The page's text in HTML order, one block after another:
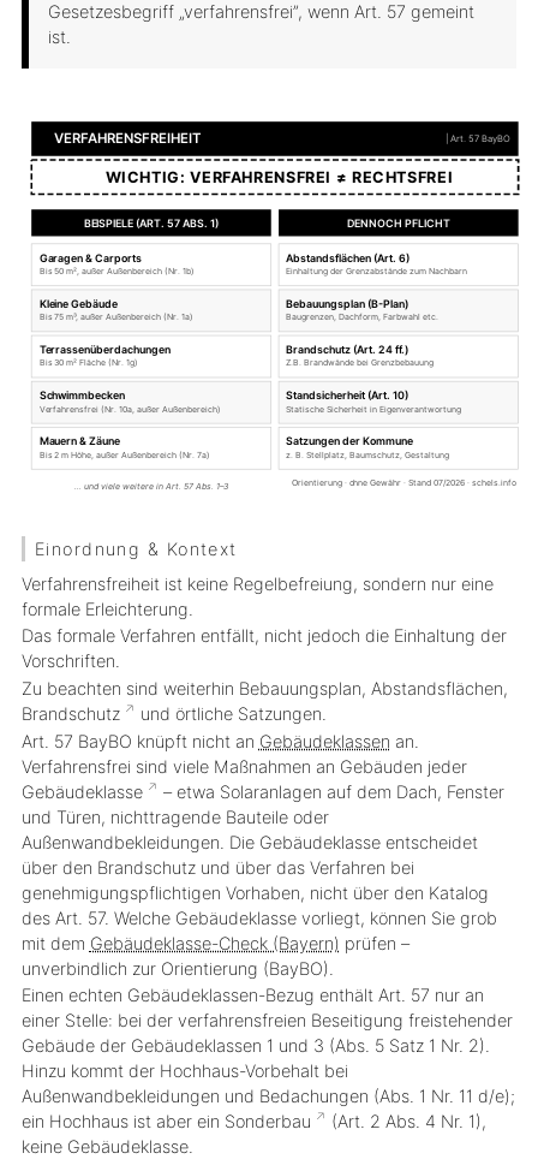
Gesetzesbegriff „verfahrensfrei”, wenn Art. 57 gemeint
ist.
Einordnung & Kontext
Verfahrensfreiheit ist keine Regelbefreiung, sondern nur eine
formale Erleichterung.
Das formale Verfahren entfällt, nicht jedoch die Einhaltung der
Vorschriften.
Zu beachten sind weiterhin Bebauungsplan, Abstandsflächen,
Brandschutz
und örtliche Satzungen.
Art. 57 BayBO knüpft nicht an Gebäudeklassen an.
Verfahrensfrei sind viele Maßnahmen an Gebäuden jeder
Gebäudeklasse
– etwa Solaranlagen auf dem Dach, Fenster
und Türen, nichttragende Bauteile oder
Außenwandbekleidungen. Die Gebäudeklasse entscheidet
über den Brandschutz und über das Verfahren bei
genehmigungspflichtigen Vorhaben, nicht über den Katalog
des Art. 57. Welche Gebäudeklasse vorliegt, können Sie grob
mit dem Gebäudeklasse-Check (Bayern) prüfen –
unverbindlich zur Orientierung (BayBO).
Einen echten Gebäudeklassen-Bezug enthält Art. 57 nur an
einer Stelle: bei der verfahrensfreien Beseitigung freistehender
Gebäude der Gebäudeklassen 1 und 3 (Abs. 5 Satz 1 Nr. 2).
Hinzu kommt der Hochhaus-Vorbehalt bei
Außenwandbekleidungen und Bedachungen (Abs. 1 Nr. 11 d/e);
ein Hochhaus ist aber ein Sonderbau
(Art. 2 Abs. 4 Nr. 1),
keine Gebäudeklasse.